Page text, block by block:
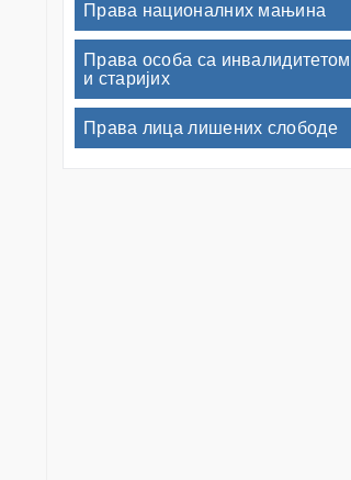
Права националних мањина
Права особа са инвалидитетом
и старијих
Права лица лишених слободе